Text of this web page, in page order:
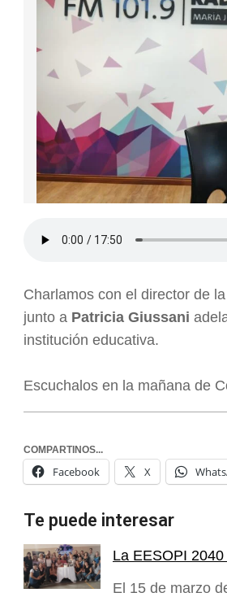
Charlamos con el director de la
junto a Patricia Giussani
institución educativa.
Escuchalos en la mañana de
COMPARTINOS...
Facebook X
Te puede interesar
La EESOPI
El 15 de marzo